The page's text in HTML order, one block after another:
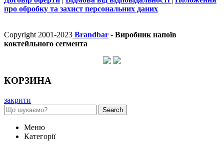
про обробку та захист персональних даних
Copyright 2001-2023 Brandbar - Виробник напоїв
коктейльного сегмента
КОРЗИНА
закрити
Search
Меню
Категорії